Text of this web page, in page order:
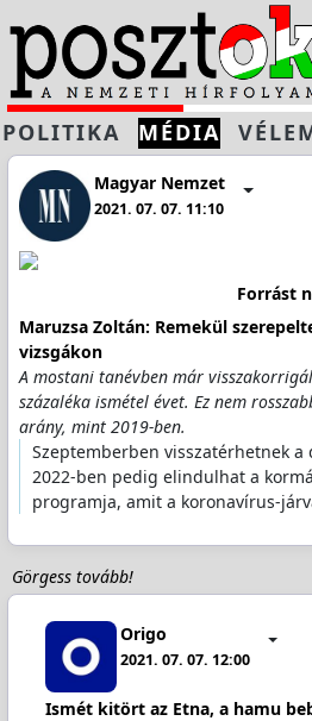
POLITIKA MÉDIA
Magyar Nemzet
2021. 07. 07. 11:10
Forrást
Maruzsa Zoltán: Remekül
vizsgákon
A mostani tanévben már
százaléka ismétel évet. Ez nem
arány, mint 2019-ben.
Szeptemberben visszatérhetnek a
2022-ben pedig elindulhat a
programja, amit a koronavírus-
Görgess tovább!
Origo
2021. 07. 07. 12:00
Ismét kitört az Etna, a hamu